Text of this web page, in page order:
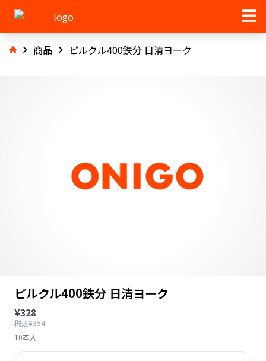
商品 ピルクル400鉄分 日清ヨーク
ピルクル400鉄分 日清ヨーク
¥328
税込¥354
10本入